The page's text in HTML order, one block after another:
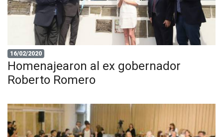
16/02/2020
Homenajearon al ex gobernador
Roberto Romero